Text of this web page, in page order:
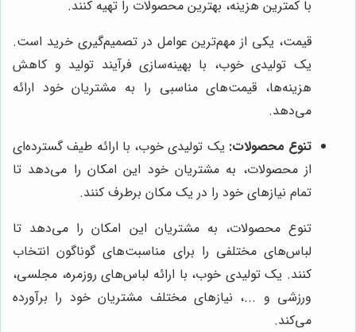
با کمترین هزینه، بهترین محصولات را تهیه کنند.
قیمت، یکی از مهم‌ترین عوامل در تصمیم‌گیری خرید است.
یک تولیدی خوب، با بهینه‌سازی فرآیند تولید و کاهش
هزینه‌ها، قیمت‌های مناسبی را به مشتریان خود ارائه
می‌دهد.
تنوع محصولات: یک تولیدی خوب، با ارائه طیف گسترده‌ای
از محصولات، به مشتریان خود این امکان را می‌دهد تا
تمام نیازهای خود را در یک مکان برطرف کنند.
تنوع محصولات، به مشتریان این امکان را می‌دهد تا
لباس‌های مختلفی را برای مناسبت‌های گوناگون انتخاب
کنند. یک تولیدی خوب، با ارائه لباس‌های روزمره، مجلسی،
ورزشی و ...، نیازهای مختلف مشتریان خود را برآورده
می‌کند.